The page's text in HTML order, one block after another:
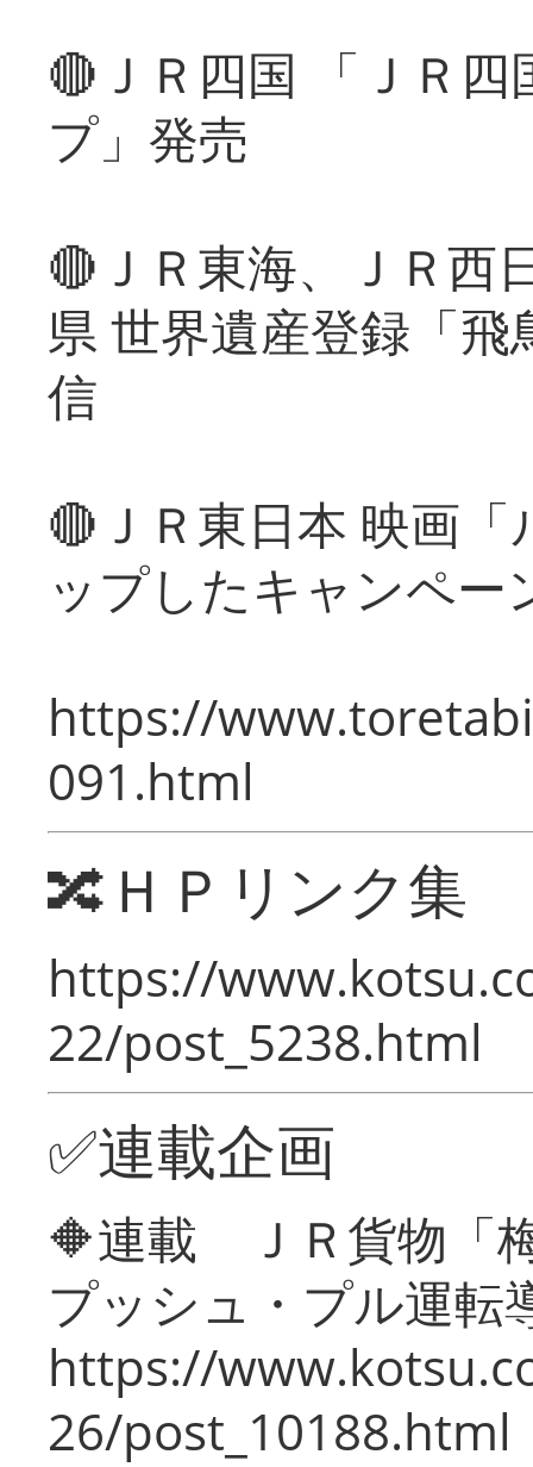
🔴ＪＲ四国 「ＪＲ
プ」発売
🔴ＪＲ東海、ＪＲ西
県 世界遺産登録「
信
🔴ＪＲ東日本 映画
ップしたキャンペー
https://
091.html
🔀ＨＰリンク集
https://
22/post_5238.html
✅連載企画
🔶連載 ＪＲ貨物「
プッシュ・プル運転
https://
26/post_10188.html